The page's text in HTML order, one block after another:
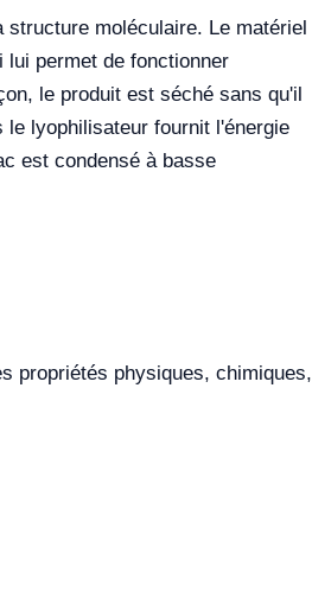
moléculaire. Le matériel
lui permet de fonctionner
le produit est séché sans qu'il
lyophilisateur fournit l'énergie
est condensé à basse
propriétés physiques, chimiques,